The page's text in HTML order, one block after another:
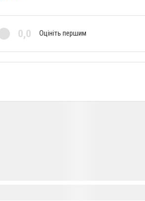
0,0 Оцініть першим